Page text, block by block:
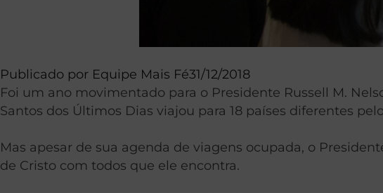
Publicado por Equipe Mais Fé31/12/2018
Foi um ano movimentado para o Presidente Russell M.
Santos dos Últimos Dias viajou para 18 países diferentes
Mas apesar de sua agenda de viagens ocupada, o
de Cristo com todos que ele encontra.